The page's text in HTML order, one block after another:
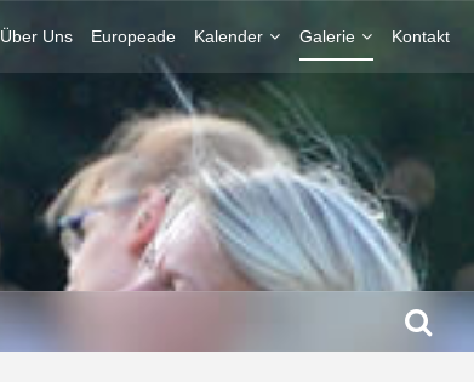
Über Uns Europeade Kalender Galerie Kontakt